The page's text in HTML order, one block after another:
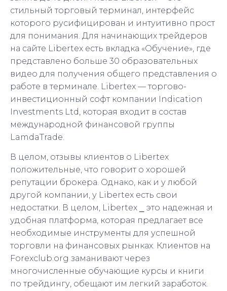
стильный торговый терминал, интерфейс
которого русифицирован и интуитивно прост
для понимания. Для начинающих трейдеров
на сайте Libertex есть вкладка «Обучение», где
представлено больше 30 образовательных
видео для получения общего представления о
работе в терминале. Libertex — торгово-
инвестиционный софт компании Indication
Investments Ltd, которая входит в состав
международной финансовой группы
LamdaTrade.
В целом, отзывы клиентов о Libertex
положительные, что говорит о хорошей
репутации брокера. Однако, как и у любой
другой компании, у Libertex есть свои
недостатки. В целом, Libertex ⎯ это надежная и
удобная платформа, которая предлагает все
необходимые инструменты для успешной
торговли на финансовых рынках. Клиентов на
Forexclub.org заманивают через
многочисленные обучающие курсы и книги
по трейдингу, обещают им легкий заработок.